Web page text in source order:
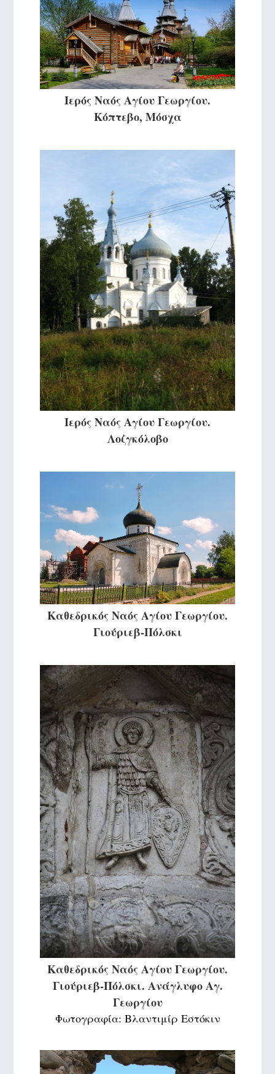
Ιερός Ναός Αγίου Γεωργίου.
Κόπτεβο, Μόσχα
Ιερός Ναός Αγίου Γεωργίου.
Λοζγκόλοβο
Καθεδρικός Ναός Αγίου Γεωργίου.
Γιούριεβ-Πόλσκι
Καθεδρικός Ναός Αγίου Γεωργίου.
Γιούριεβ-Πόλσκι. Ανάγλυφο Αγ.
Γεωργίου
Φωτογραφία: Βλαντιμίρ Εστόκιν